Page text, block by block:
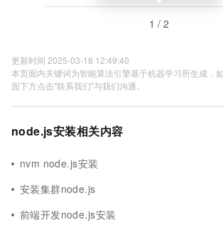
1 / 2
更新时间 2025-03-18 12:49:40
本页面内关键词为智能算法引擎基于机器学习所生成，
面下方点击"联系我们"与我们沟通。
node.js安装相关内容
nvm node.js安装
安装集群node.js
前端开发node.js安装